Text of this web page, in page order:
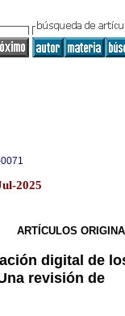
2025
ARTÍCULOS
digital de
revisión de